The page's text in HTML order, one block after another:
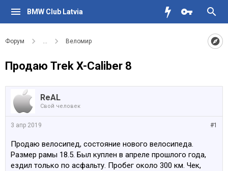
BMW Club Latvia
Форум ... Веломир
Продаю Trek X-Caliber 8
ReAL
Свой человек
#1
3 апр 2019
Продаю велосипед, состояние нового велосипеда.
Размер рамы 18.5. Был куплен в апреле прошлого года,
ездил только по асфальту. Пробег около 300 км. Чек,